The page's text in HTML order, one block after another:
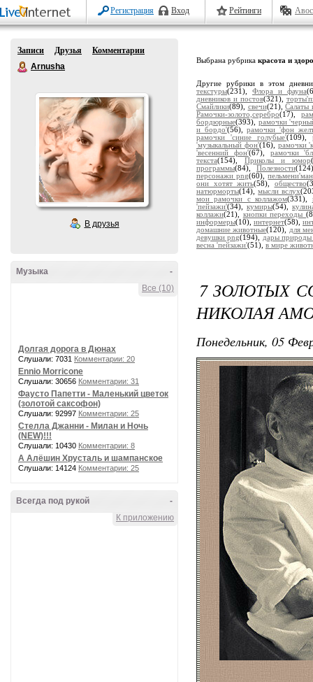
Регистрация Вход Рейтинги
Записи Друзья
Комментарии
Arnusha
В друзья
-
Музыка
Все (10)
Долгая дорога в Дюнах
Слушали: 7031 Комментарии: 20
Ennio Morricone
Слушали: 30656 Комментарии: 31
Фаусто Папетти - Маленький цветок
(золотой саксофон)
Слушали: 92997 Комментарии: 25
Стелла Джанни - Милан и Ночь
(NEW)!!!
Слушали: 10430 Комментарии: 8
А Алёшин Хрусталь и шампанское
Слушали: 14124 Комментарии: 25
-
Всегда под рукой
К приложению
Выбрана рубрика красота и
Другие рубрики в этом
текстуры(231), Флора и фауна
дневников и постов(321),
Смайлики(89), свечи(21),Салаты
Рамочки-золото,серебро(17),
бордюрные(393), рамочки
и бордо'(56),рамочки 'фон
рамочки 'синие голубые'(109),
'музыкальный фон'(16), рамочки
'весенний фон'(67), рамочки
текста(154), Приколы и юмор
программы(84),Полезности
персонажи png(60),
они хотят жить(58), общество
натюрморты(14),мысли вслух
мои рамочки с коллажом(331),
'пейзажи'(34), кумиры(54),
коллажи(21), кнопки переходы
информеры(10), интернет(58),
домашние животные(120),
для
девушки png(194),
дары природы
весна 'пейзажи'(51), в мире
7 ЗОЛОТЫХ
НИКОЛАЯ
Понедельник, 05